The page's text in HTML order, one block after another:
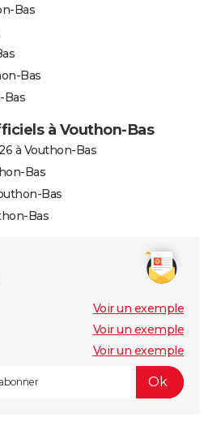
Bas
Bas
Bas
à Vouthon-Bas
à Vouthon-Bas
Bas
Bas
Bas
Voir un exemple
Voir un exemple
Voir un exemple